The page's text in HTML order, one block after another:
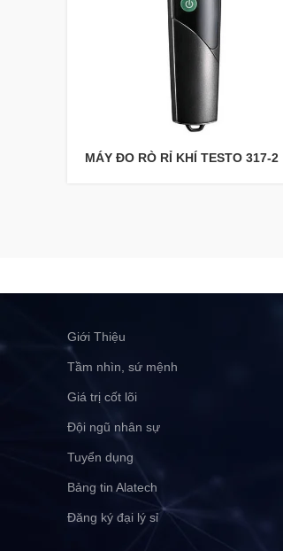
MÁY ĐO RÒ RỈ KHÍ TESTO 317-2
Giới Thiệu
Tầm nhìn, sứ mệnh
Giá trị cốt lõi
Đội ngũ nhân sự
Tuyển dụng
Bảng tin Alatech
Đăng ký đại lý sỉ